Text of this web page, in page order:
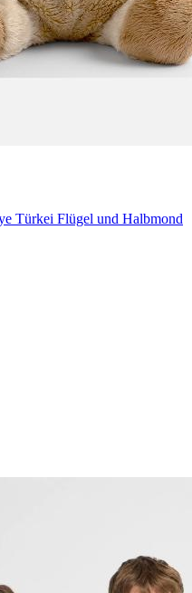
Türkei Flügel und Halbmond